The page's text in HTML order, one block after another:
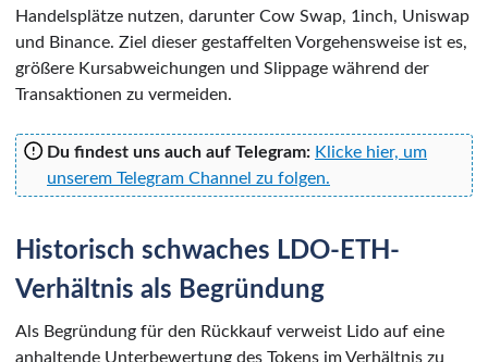
Handelsplätze nutzen, darunter Cow Swap, 1inch, Uniswap
und Binance. Ziel dieser gestaffelten Vorgehensweise ist es,
größere Kursabweichungen und Slippage während der
Transaktionen zu vermeiden.
Du findest uns auch auf Telegram: Klicke hier, um
unserem Telegram Channel zu folgen.
Historisch schwaches LDO-ETH-
Verhältnis als Begründung
Als Begründung für den Rückkauf verweist Lido auf eine
anhaltende Unterbewertung des Tokens im Verhältnis zu